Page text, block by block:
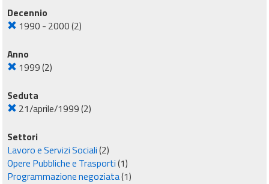
Decennio
1990 - 2000(2)
Anno
1999(2)
Seduta
21/aprile/1999(2)
Settori
Lavoro e Servizi Sociali(2)
Opere Pubbliche e Trasporti(1)
Programmazione negoziata(1)